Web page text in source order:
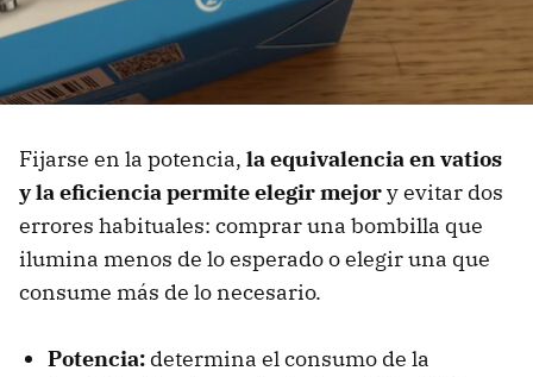
Fijarse en la potencia, la equivalencia en vatios
y la eficiencia permite elegir mejory evitar dos
errores habituales: comprar una bombilla que
ilumina menos de lo esperado o elegir una que
consume más de lo necesario.
Potencia: determina el consumo de la